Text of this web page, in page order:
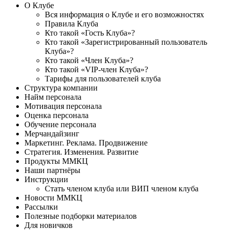
О Клубе
Вся информация о Клубе и его возможностях
Правила Клуба
Кто такой «Гость Клуба»?
Кто такой «Зарегистрированный пользователь
Клуба»?
Кто такой «Член Клуба»?
Кто такой «VIP-член Клуба»?
Тарифы для пользователей клуба
Структура компании
Найм персонала
Мотивация персонала
Оценка персонала
Обучение персонала
Мерчандайзинг
Маркетинг. Реклама. Продвижение
Стратегия. Изменения. Развитие
Продукты ММКЦ
Наши партнёры
Инструкции
Стать членом клуба или ВИП членом клуба
Новости ММКЦ
Рассылки
Полезные подборки материалов
Для новичков